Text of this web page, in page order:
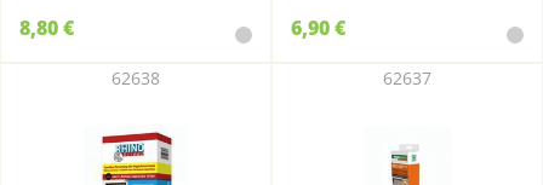
8,80 € 6,90 €
62638 62637